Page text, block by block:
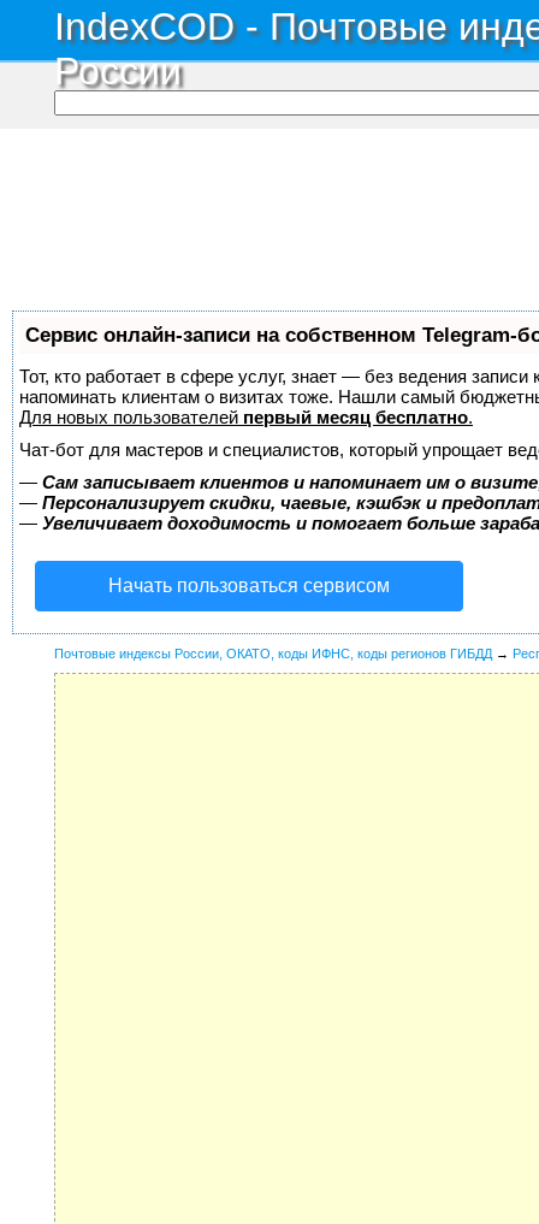
IndexCOD - Почтовые
России
Сервис онлайн-записи на собственном Telegram-
Тот, кто работает в сфере услуг, знает — без ведения
напоминать клиентам о визитах тоже. Нашли самый
Для новых пользователей первый месяц бесплатно.
Чат-бот для мастеров и специалистов, который упрощает
— Сам записывает клиентов и напоминает им о
— Персонализирует скидки, чаевые, кэшбэк и
— Увеличивает доходимость и помогает больше
Начать пользоваться сервисом
Почтовые индексы России, ОКАТО, коды ИФНС, коды регионов ГИБДД →